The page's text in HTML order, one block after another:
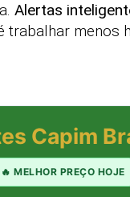
Alertas
trabalhar menos
Capim
🔥 MELHOR PREÇO HOJE